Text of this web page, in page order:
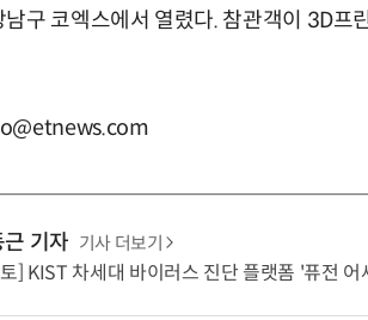
구 코엑스에서 열렸다. 참관객이 3D프
근 기자 기사 더보기
] KIST 차세대 바이러스 진단 플랫폼 '퓨전 어